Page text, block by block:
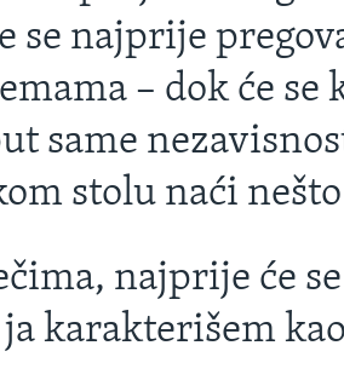
se najprije
– dok će se
same
stolu naći
najprije će
karakterišem